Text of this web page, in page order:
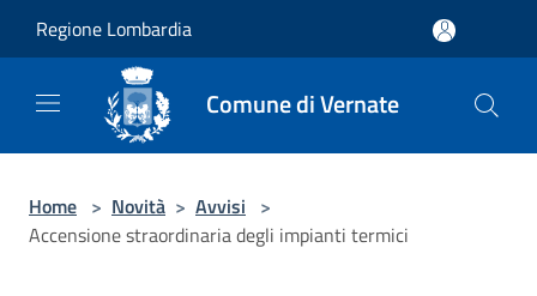
Regione Lombardia
Comune di Vernate
Home > Novità > Avvisi >
Accensione straordinaria degli impianti termici